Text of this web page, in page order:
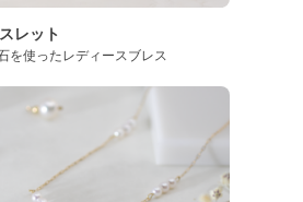
レット
を使ったレディースブレス